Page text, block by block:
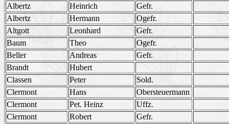
Albertz
Heinrich
Gefr.
Albertz
Hermann
Ogefr.
Altgott
Leonhard
Gefr.
Baum
Theo
Ogefr.
Beller
Andreas
Gefr.
Brandt
Hubert
Classen
Peter
Sold.
Clermont
Hans
Obersteuermann
Clermont
Pet. Heinz
Uffz.
Clermont
Robert
Gefr.